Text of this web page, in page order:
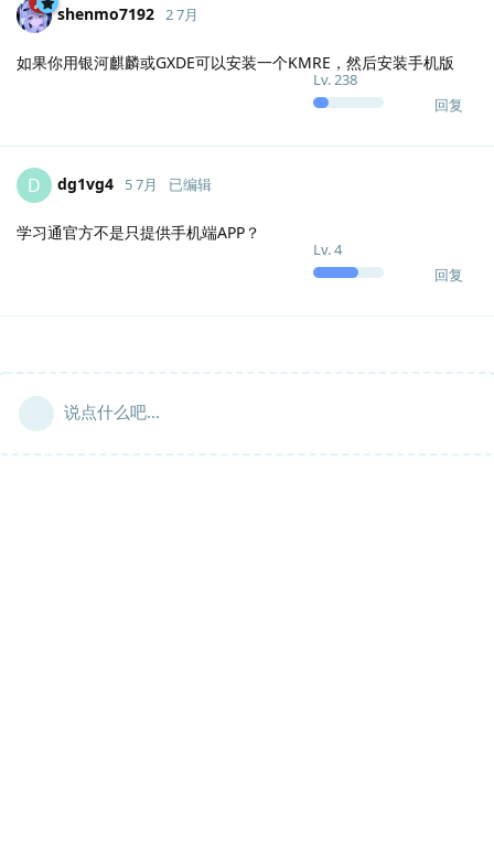
shenmo7192
Lv.238
2 7月
如果你用银河麒麟或GXDE可以安装一个KMRE，然后安装手机版
回复
D dg1vg4
Lv.4
5 7月 已编辑
学习通官方不是只提供手机端APP？
回复
说点什么吧...